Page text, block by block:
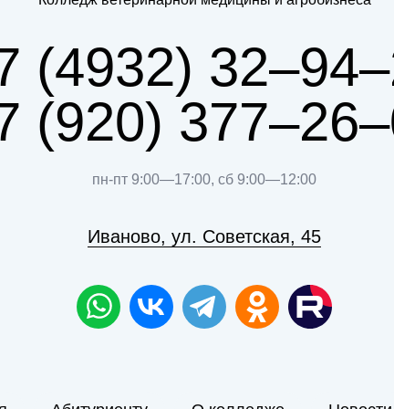
(4932)
(920)
пн-пт 9:00—17:00, сб 9:00—12:00
Иваново, ул. Советская, 45